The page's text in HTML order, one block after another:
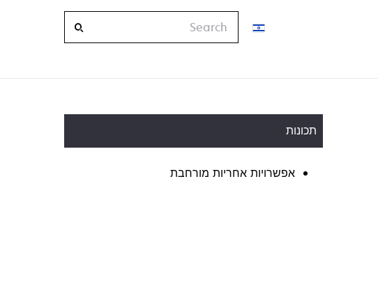
Search
תכונות
אפשרויות אחריות מורחבת